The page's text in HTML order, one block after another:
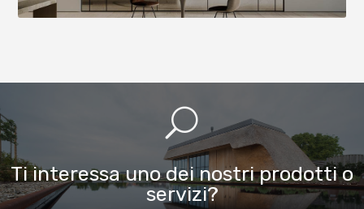
U
Ti interessa uno dei nostri prodotti o
servizi?